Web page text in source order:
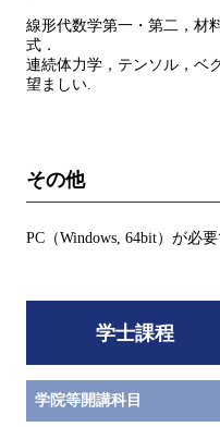
線形代数学第一・第二，材
式．
連続体力学，テンソル，ベ
望ましい.
その他
PC（Windows, 64bit）が必要
学士課程
学院等開講科目